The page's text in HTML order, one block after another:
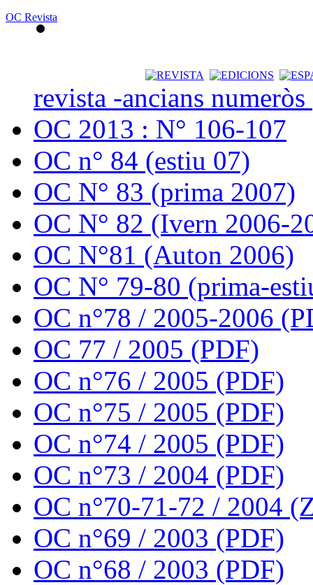
OC Revista
revista -ancians
OC 2013 : N° 106-107
OC n° 84 (estiu 07)
OC N° 83 (prima 2007)
OC N° 82 (Ivern 2006-
OC N°81 (Auton 2006)
OC N° 79-80 (prima-
OC n°78 / 2005-2006
OC 77 / 2005 (PDF)
OC n°76 / 2005 (PDF)
OC n°75 / 2005 (PDF)
OC n°74 / 2005 (PDF)
OC n°73 / 2004 (PDF)
OC n°70-71-72 / 2004
OC n°69 / 2003 (PDF)
OC n°68 / 2003 (PDF)